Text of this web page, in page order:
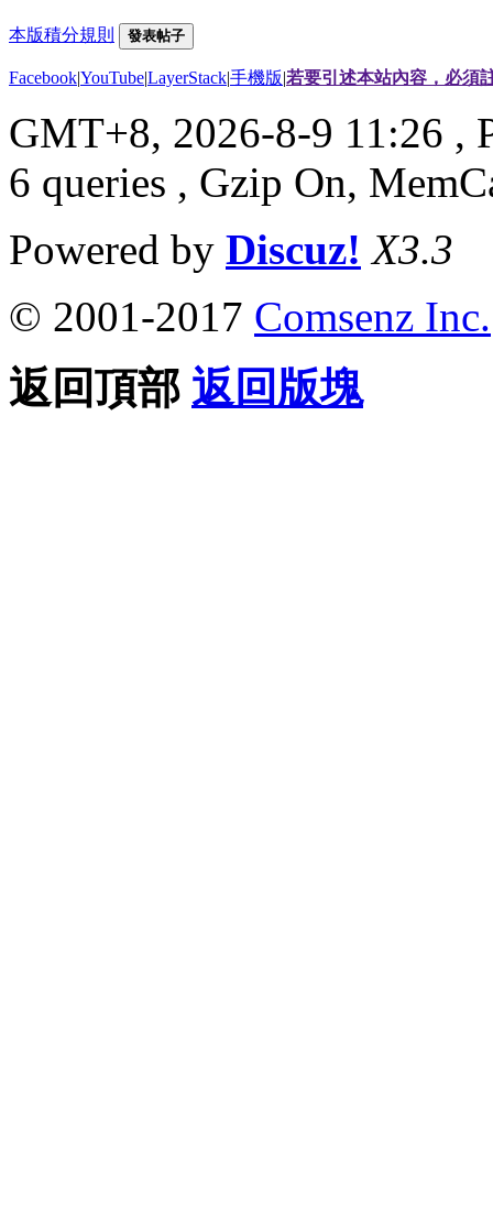
本版積分規則 發表帖子
Facebook|YouTube|LayerStack|手機版|若要引述本站內容，必須
GMT+8, 2026-8-9 11:26 ,
6 queries , Gzip On,
Powered by Discuz! X3.3
© 2001-2017 Comsenz Inc.
返回頂部 返回版塊